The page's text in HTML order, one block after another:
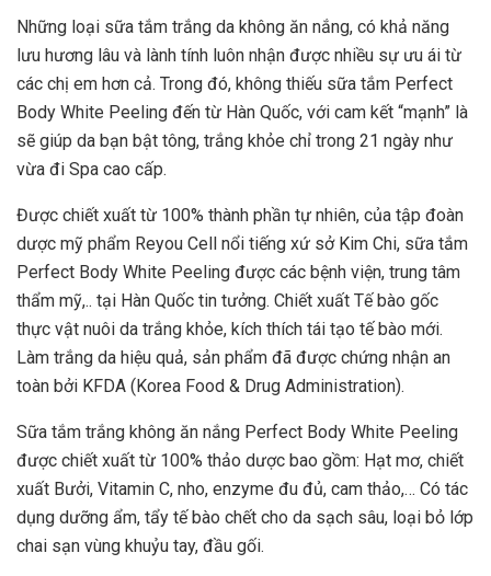
Những loại sữa tắm trắng da không ăn nắng, có khả năng
lưu hương lâu và lành tính luôn nhận được nhiều sự ưu ái từ
các chị em hơn cả. Trong đó, không thiếu sữa tắm Perfect
Body White Peeling đến từ Hàn Quốc, với cam kết “mạnh” là
sẽ giúp da bạn bật tông, trắng khỏe chỉ trong 21 ngày như
vừa đi Spa cao cấp.
Được chiết xuất từ 100% thành phần tự nhiên, của tập đoàn
dược mỹ phẩm Reyou Cell nổi tiếng xứ sở Kim Chi, sữa tắm
Perfect Body White Peeling được các bệnh viện, trung tâm
thẩm mỹ,.. tại Hàn Quốc tin tưởng. Chiết xuất Tế bào gốc
thực vật nuôi da trắng khỏe, kích thích tái tạo tế bào mới.
Làm trắng da hiệu quả, sản phẩm đã được chứng nhận an
toàn bởi KFDA (Korea Food & Drug Administration).
Sữa tắm trắng không ăn nắng Perfect Body White Peeling
được chiết xuất từ 100% thảo dược bao gồm: Hạt mơ, chiết
xuất Bưởi, Vitamin C, nho, enzyme đu đủ, cam thảo,… Có tác
dụng dưỡng ẩm, tẩy tế bào chết cho da sạch sâu, loại bỏ lớp
chai sạn vùng khuỷu tay, đầu gối.